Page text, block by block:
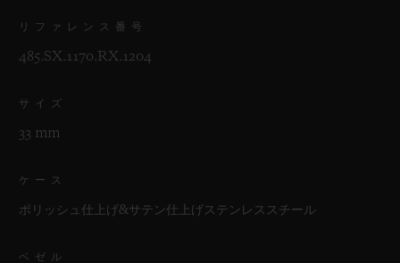
リファレンス番号
485.SX.1170.RX.1204
サイズ
33 mm
ケース
ポリッシュ仕上げ&サテン仕上げステンレススチール
ベゼル